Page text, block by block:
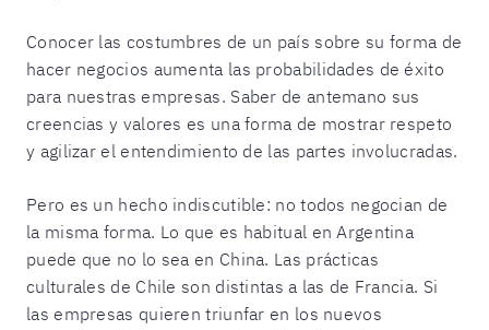
Conocer las costumbres de un país sobre su forma de
hacer negocios aumenta las probabilidades de éxito
para nuestras empresas. Saber de antemano sus
creencias y valores es una forma de mostrar respeto
y agilizar el entendimiento de las partes involucradas.
Pero es un hecho indiscutible: no todos negocian de
la misma forma. Lo que es habitual en Argentina
puede que no lo sea en China. Las prácticas
culturales de Chile son distintas a las de Francia. Si
las empresas quieren triunfar en los nuevos